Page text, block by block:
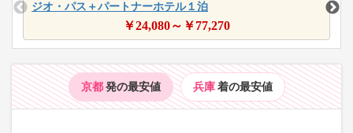
ジオ・パス＋パートナーホテル１泊
￥24,080～￥77,270
京都 発の最安値 兵庫 着の最安値